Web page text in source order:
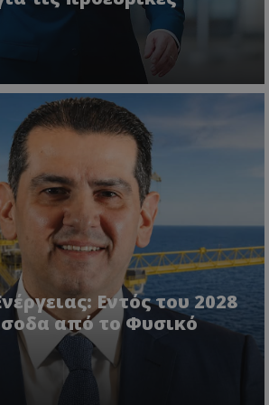
Εντός του 2028
από το Φυσικό
Microsoft Corporation
YouTube